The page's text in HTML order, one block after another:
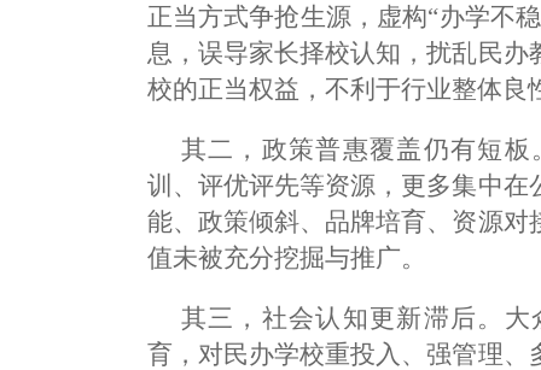
正当方式争抢生源，虚构“办学不
息，误导家长择校认知，扰乱民
校的正当权益，不利于行业整体良
其二，政策普惠覆盖仍有短
训、评优评先等资源，更多集中
能、政策倾斜、品牌培育、资源
值未被充分挖掘与推广。
其三，社会认知更新滞后。
育，对民办学校重投入、强管理